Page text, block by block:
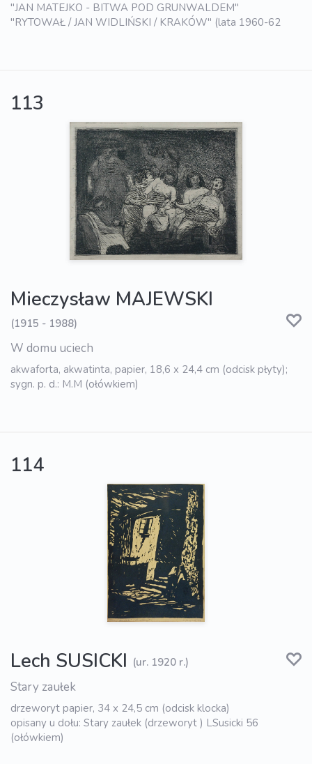
"JAN MATEJKO - BITWA POD GRUNWALDEM"
"RYTOWAŁ / JAN WIDLIŃSKI / KRAKÓW" (lata 1960-62
113
Mieczysław MAJEWSKI
(1915 - 1988)
W domu uciech
akwaforta, akwatinta, papier, 18,6 x 24,4 cm (odcisk płyty);
sygn. p. d.: M.M (ołówkiem)
114
Lech SUSICKI (ur. 1920 r.)
Stary zaułek
drzeworyt papier, 34 x 24,5 cm (odcisk klocka)
opisany u dołu: Stary zaułek (drzeworyt ) LSusicki 56
(ołówkiem)